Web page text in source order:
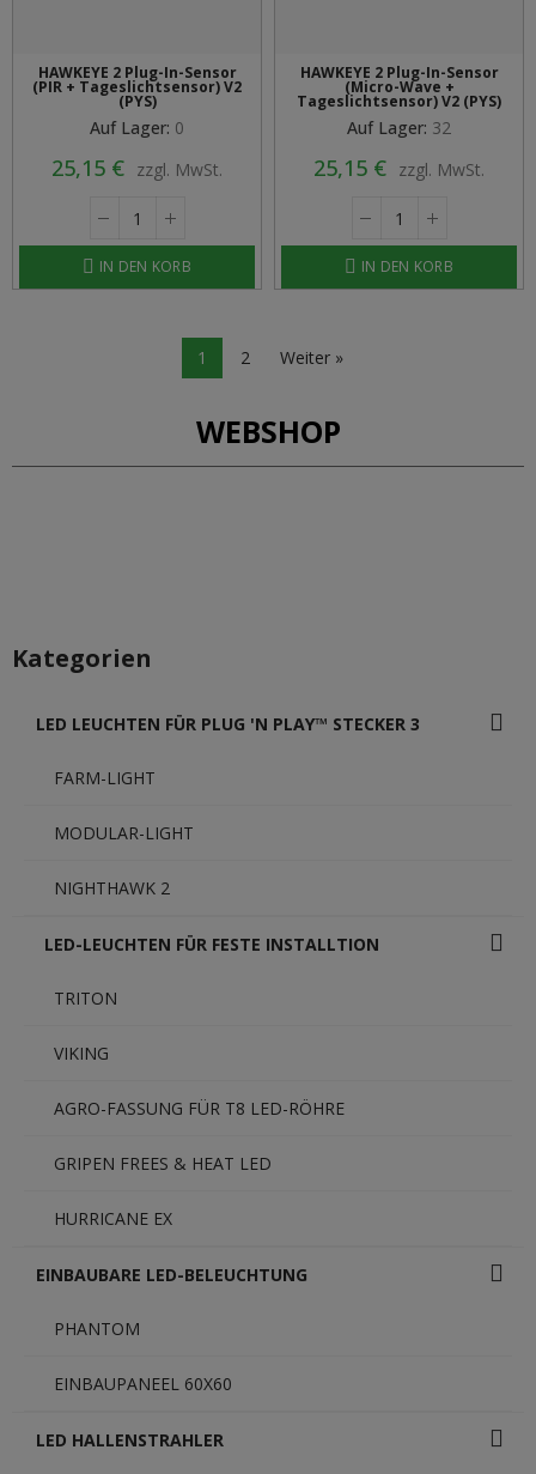
HAWKEYE 2 Plug-In-Sensor
(PIR + Tageslichtsensor) V2
(PYS)
Auf Lager: 0
25,15 € zzgl. MwSt.
IN DEN KORB
HAWKEYE 2 Plug-In-Sensor
(Micro-Wave +
Tageslichtsensor) V2 (PYS)
Auf Lager: 32
25,15 € zzgl. MwSt.
IN DEN KORB
1 2 Weiter »
WEBSHOP
Kategorien
LED LEUCHTEN FÜR PLUG 'N PLAY™ STECKER 3
FARM-LIGHT
MODULAR-LIGHT
NIGHTHAWK 2
LED-LEUCHTEN FÜR FESTE INSTALLTION
TRITON
VIKING
AGRO-FASSUNG FÜR T8 LED-RÖHRE
GRIPEN FREES & HEAT LED
HURRICANE EX
EINBAUBARE LED-BELEUCHTUNG
PHANTOM
EINBAUPANEEL 60X60
LED HALLENSTRAHLER